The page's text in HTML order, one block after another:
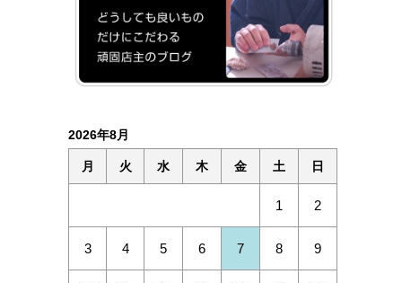
2026年8月
月 火 水 木 金 土 日
1 2
3 4 5 6 7 8 9